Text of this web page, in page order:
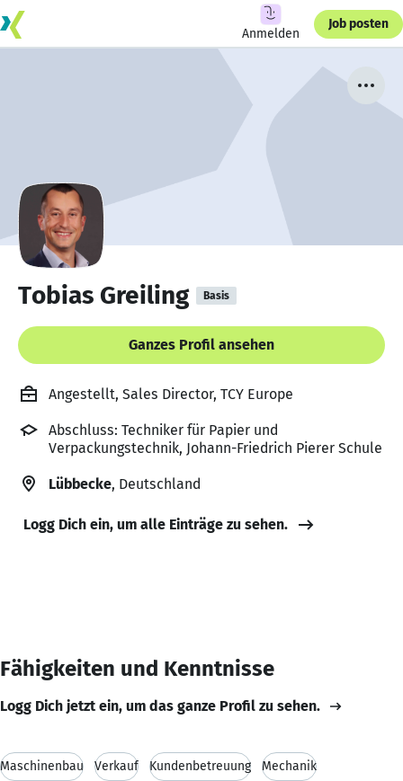
Anmelden
Job posten
Tobias Greiling Basis
Ganzes Profil ansehen
Angestellt, Sales Director, TCY Europe
Abschluss: Techniker für Papier und
Verpackungstechnik, Johann-Friedrich Pierer Schule
Lübbecke, Deutschland
Logg Dich ein, um alle Einträge zu sehen.
Fähigkeiten und Kenntnisse
Logg Dich jetzt ein, um das ganze Profil zu sehen.
Maschinenbau Verkauf Kundenbetreuung Mechanik